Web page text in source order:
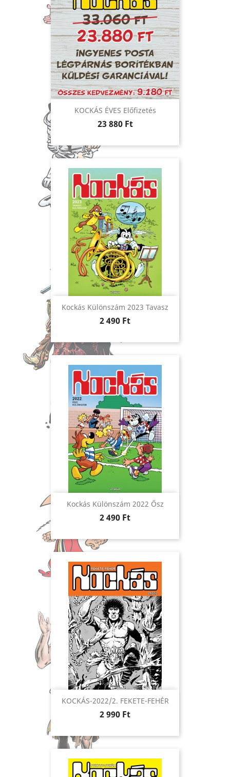
KOCKÁS ÉVES Előfizetés
Ár
23 880 Ft
Kockás Különszám 2023 Tavasz
Ár
2 490 Ft
Kockás Különszám 2022 Ősz
Ár
2 490 Ft
KOCKÁS-2022/2. FEKETE-FEHÉR
Ár
2 990 Ft